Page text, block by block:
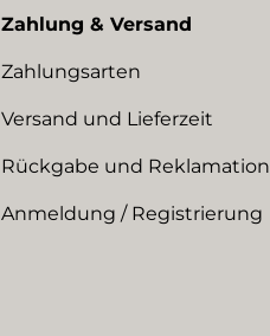
Zahlung & Versand
Zahlungsarten
Versand und Lieferzeit
Rückgabe und Reklamation
Anmeldung / Registrierung